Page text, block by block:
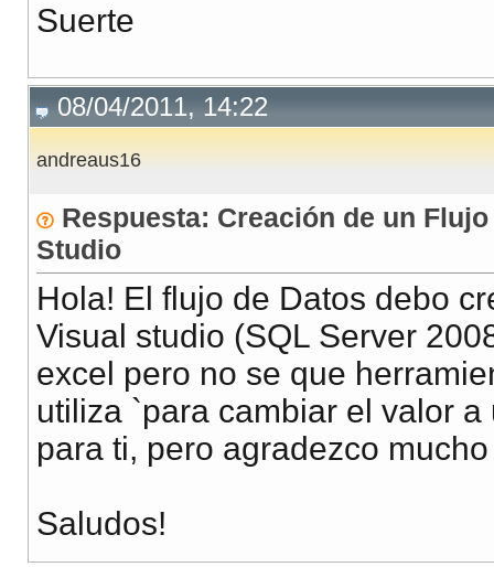
Suerte
08/04/2011, 14:22
andreaus16
Respuesta: Creación de un
Studio
Hola! El flujo de Datos debo
Visual studio (SQL Server
excel pero no se que
utiliza `para cambiar el valor
para ti, pero agradezco
Saludos!